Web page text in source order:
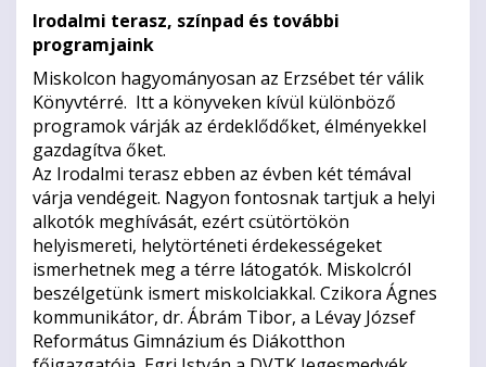
Irodalmi terasz, színpad és további
programjaink
Miskolcon hagyományosan az Erzsébet tér válik
Könyvtérré. Itt a könyveken kívül különböző
programok várják az érdeklődőket, élményekkel
gazdagítva őket.
Az Irodalmi terasz ebben az évben két témával
várja vendégeit. Nagyon fontosnak tartjuk a helyi
alkotók meghívását, ezért csütörtökön
helyismereti, helytörténeti érdekességeket
ismerhetnek meg a térre látogatók. Miskolcról
beszélgetünk ismert miskolciakkal. Czikora Ágnes
kommunikátor, dr. Ábrám Tibor, a Lévay József
Református Gimnázium és Diákotthon